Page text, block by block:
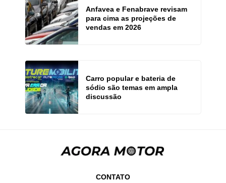
Anfavea e Fenabrave revisam
para cima as projeções de
vendas em 2026
Carro popular e bateria de
sódio são temas em ampla
discussão
CONTATO